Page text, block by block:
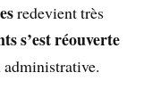
redevient très
s’est réouverte
administrative.